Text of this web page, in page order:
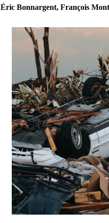
Éric Bonnargent, François